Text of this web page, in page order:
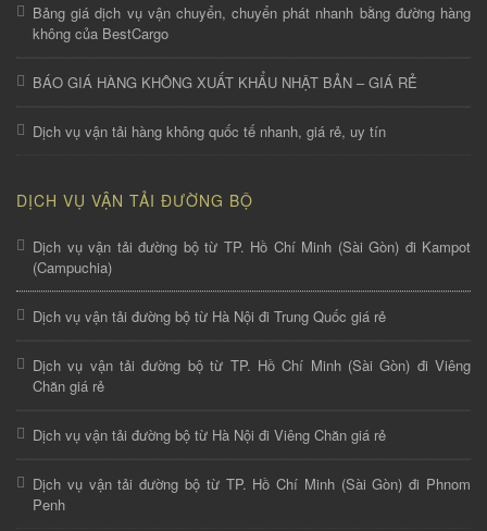
Bảng giá dịch vụ vận chuyển, chuyển phát nhanh bằng đường hàng
không của BestCargo
BÁO GIÁ HÀNG KHÔNG XUẤT KHẨU NHẬT BẢN – GIÁ RẺ
Dịch vụ vận tải hàng không quốc tế nhanh, giá rẻ, uy tín
DỊCH VỤ VẬN TẢI ĐƯỜNG BỘ
Dịch vụ vận tải đường bộ từ TP. Hồ Chí Minh (Sài Gòn) đi Kampot
(Campuchia)
Dịch vụ vận tải đường bộ từ Hà Nội đi Trung Quốc giá rẻ
Dịch vụ vận tải đường bộ từ TP. Hồ Chí Minh (Sài Gòn) đi Viêng
Chăn giá rẻ
Dịch vụ vận tải đường bộ từ Hà Nội đi Viêng Chăn giá rẻ
Dịch vụ vận tải đường bộ từ TP. Hồ Chí Minh (Sài Gòn) đi Phnom
Penh